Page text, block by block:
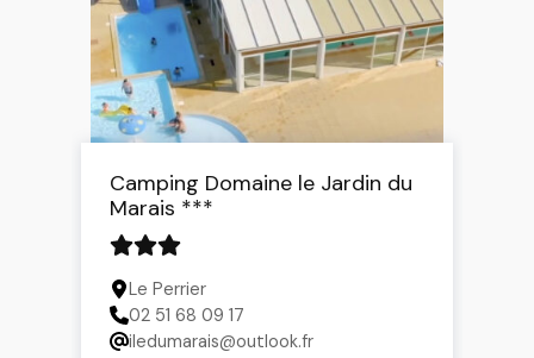
Camping Domaine le Jardin du
Marais ***
Le Perrier
02 51 68 09 17
iledumarais@outlook.fr